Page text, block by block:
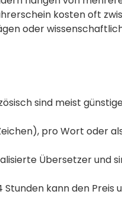
kosten oft
oder
sind meist
pro Wort oder
Übersetzer und
kann den Preis